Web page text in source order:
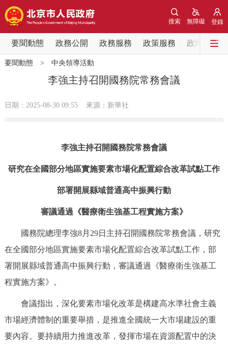
登錄
無障礙
搜索
要聞動態 政務公開 政務服務 政策服務 政民互動
要聞動態
黨中央精神
政策兌現 政策解讀 回應關切
政務服務
便民服務 利企服務 投資項目
要聞動態> 中央領導活動
李強主持召開國務院常務會議
日期：2025-08-30 09:55 來源：新華社
李強主持召開國務院常務會議
研究在全國部分地區實施要素市場化配置綜合改革試點工作
部署開展縣域普通高中振興行動
審議通過《醫療衛生強基工程實施方案》
國務院總理李強8月29日主持召開國務院常務會議，研究
在全國部分地區實施要素市場化配置綜合改革試點工作，部
署開展縣域普通高中振興行動，審議通過《醫療衛生強基工
程實施方案》。
會議指出，深化要素市場化改革是構建高水準社會主義
市場經濟體制的重要舉措，是推進全國統一大市場建設的重
要內容。要持續用力推進改革，發揮市場在資源配置中的決